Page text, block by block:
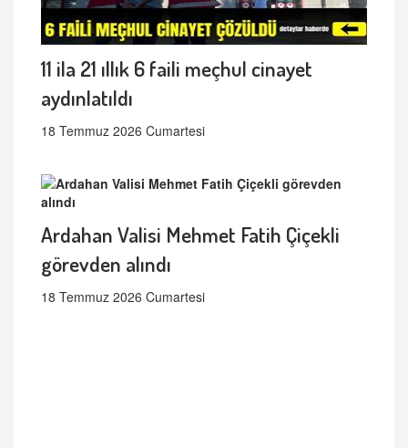
11 ila 21 ıllık 6 faili meçhul cinayet
aydınlatıldı
18 Temmuz 2026 Cumartesi
Ardahan Valisi Mehmet Fatih Çiçekli
görevden alındı
18 Temmuz 2026 Cumartesi